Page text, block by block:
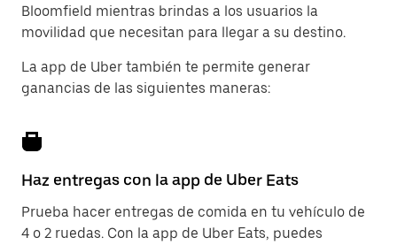
Bloomfield mientras brindas a los usuarios la
movilidad que necesitan para llegar a su destino.
La app de Uber también te permite generar
ganancias de las siguientes maneras:
Haz entregas con la app de Uber Eats
Prueba hacer entregas de comida en tu vehículo de
4 o 2 ruedas. Con la app de Uber Eats, puedes